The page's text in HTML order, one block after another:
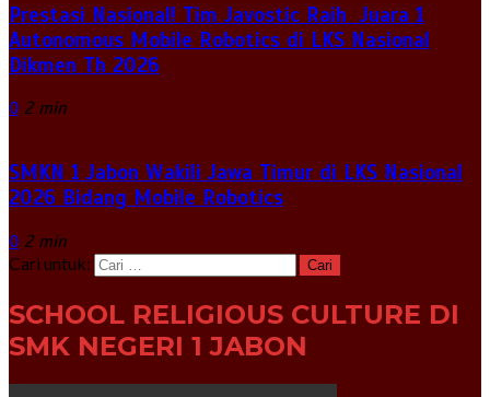
Prestasi Nasional! Tim Javostic Raih Juara 1
Autonomous Mobile Robotics di LKS Nasional
Dikmen Th 2026
0 2 min
SMKN 1 Jabon Wakili Jawa Timur di LKS Nasional
2026 Bidang Mobile Robotics
0 2 min
Cari untuk:
SCHOOL RELIGIOUS CULTURE DI
SMK NEGERI 1 JABON